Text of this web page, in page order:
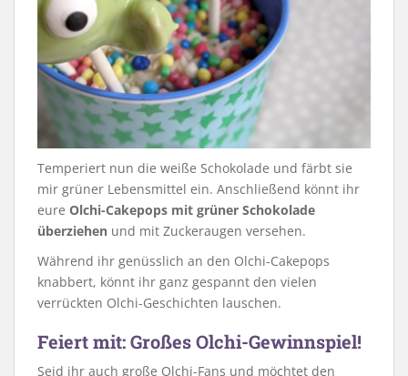
Temperiert nun die weiße Schokolade und färbt sie
mir grüner Lebensmittel ein. Anschließend könnt ihr
eure Olchi-Cakepops mit grüner Schokolade
überziehen und mit Zuckeraugen versehen.
Während ihr genüsslich an den Olchi-Cakepops
knabbert, könnt ihr ganz gespannt den vielen
verrückten Olchi-Geschichten lauschen.
Feiert mit: Großes Olchi-Gewinnspiel!
Seid ihr auch große Olchi-Fans und möchtet den